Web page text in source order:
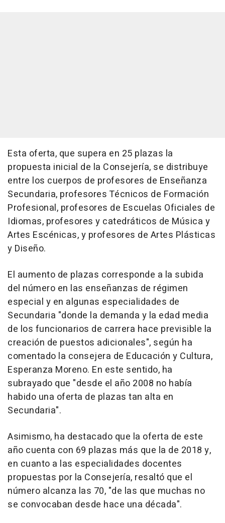
Esta oferta, que supera en 25 plazas la
propuesta inicial de la Consejería, se distribuye
entre los cuerpos de profesores de Enseñanza
Secundaria, profesores Técnicos de Formación
Profesional, profesores de Escuelas Oficiales de
Idiomas, profesores y catedráticos de Música y
Artes Escénicas, y profesores de Artes Plásticas
y Diseño.
El aumento de plazas corresponde a la subida
del número en las enseñanzas de régimen
especial y en algunas especialidades de
Secundaria "donde la demanda y la edad media
de los funcionarios de carrera hace previsible la
creación de puestos adicionales", según ha
comentado la consejera de Educación y Cultura,
Esperanza Moreno. En este sentido, ha
subrayado que "desde el año 2008 no había
habido una oferta de plazas tan alta en
Secundaria".
Asimismo, ha destacado que la oferta de este
año cuenta con 69 plazas más que la de 2018 y,
en cuanto a las especialidades docentes
propuestas por la Consejería, resaltó que el
número alcanza las 70, "de las que muchas no
se convocaban desde hace una década".